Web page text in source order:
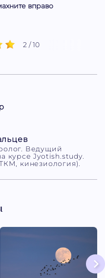
вправо
2 / 10
Ведущий
курсе Jyotish.study.
кинезиология).